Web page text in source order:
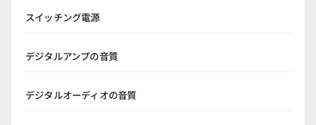
スイッチング電源
デジタルアンプの音質
デジタルオーディオの音質